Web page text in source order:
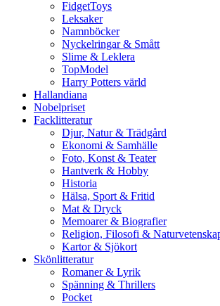
FidgetToys
Leksaker
Namnböcker
Nyckelringar & Smått
Slime & Leklera
TopModel
Harry Potters värld
Hallandiana
Nobelpriset
Facklitteratur
Djur, Natur & Trädgård
Ekonomi & Samhälle
Foto, Konst & Teater
Hantverk & Hobby
Historia
Hälsa, Sport & Fritid
Mat & Dryck
Memoarer & Biografier
Religion, Filosofi &
Kartor & Sjökort
Skönlitteratur
Romaner & Lyrik
Spänning & Thrillers
Pocket